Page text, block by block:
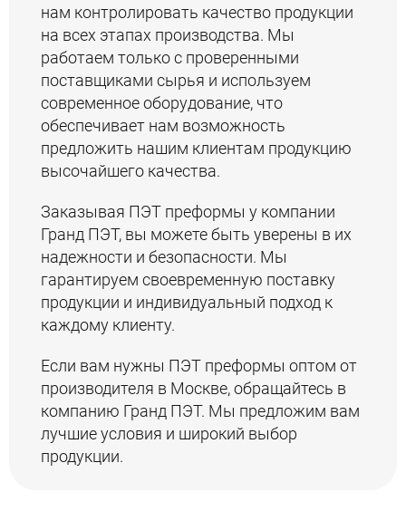
нам контролировать качество продукции
на всех этапах производства. Мы
работаем только с проверенными
поставщиками сырья и используем
современное оборудование, что
обеспечивает нам возможность
предложить нашим клиентам продукцию
высочайшего качества.
Заказывая ПЭТ преформы у компании
Гранд ПЭТ, вы можете быть уверены в их
надежности и безопасности. Мы
гарантируем своевременную поставку
продукции и индивидуальный подход к
каждому клиенту.
Если вам нужны ПЭТ преформы оптом от
производителя в Москве, обращайтесь в
компанию Гранд ПЭТ. Мы предложим вам
лучшие условия и широкий выбор
продукции.